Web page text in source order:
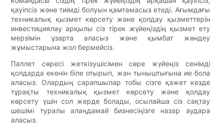
қауіпсіз және тиімді болуын қамтамасыз етеді. Ағымдағы
техникалық қызмет көрсету және қолдау қызметтерін
инвестициялау арқылы сіз тірек жүйеңіздің қызмет ету
мерзімін ұзарта аласыз және қымбат жөндеу
жұмыстарына жол бермейсіз.
Паллет сөресі жеткізушісімен сөре жүйеңіз сенімді
қолдарда екенін біле отырып, жан тыныштығына ие бола
аласыз. Олардың сарапшылар тобы сізге қажет кезде
тұрақты техникалық қызмет көрсету және қолдау
көрсету үшін сол жерде болады, осылайша сіз сақтау
шешімі туралы алаңдамай бизнесіңізге назар аудара
аласыз.